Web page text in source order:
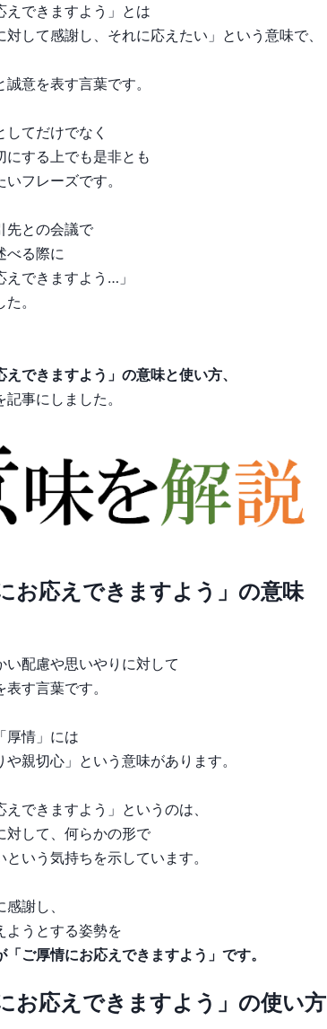
えできますよう」とは
対して感謝し、それに応えたい」という意味で、
意を表す言葉です。
してだけでなく
にする上でも是非とも
フレーズです。
先との会議で
べる際に
えできますよう…」
。
えできますよう」の意味と使い方、
事にしました。
お応えできますよう」の意味
い配慮や思いやりに対して
す言葉です。
厚情」には
や親切心」という意味があります。
えできますよう」というのは、
対して、何らかの形で
いう気持ちを示しています。
謝し、
ようとする姿勢を
ご厚情にお応えできますよう」です。
お応えできますよう」の使い方